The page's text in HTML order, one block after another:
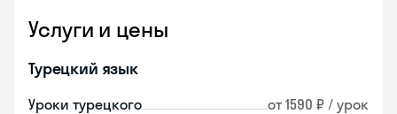
Услуги и цены
Турецкий язык
Уроки турецкого от 1590 ₽ / урок